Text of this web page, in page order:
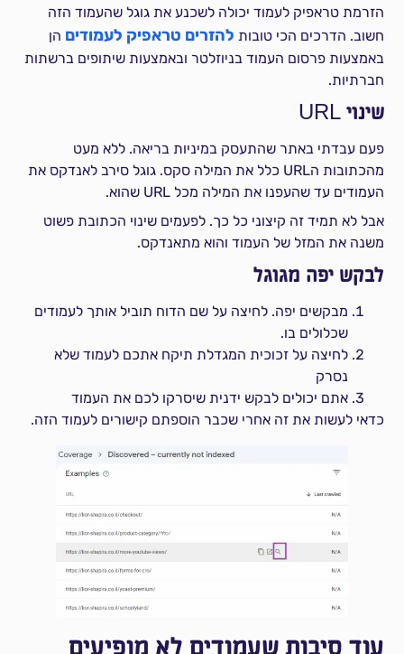
הזרמת טראפיק לעמוד יכולה לשכנע את גוגל שהעמוד הזה
חשוב. הדרכים הכי טובות להזרים טראפיק לעמודים הן
באמצעות פרסום העמוד בניוזלטר ובאמצעות שיתופים ברשתות
חברתיות.
שינוי URL
פעם עבדתי באתר שהתעסק במיניות בריאה. ללא מעט
מהכתובות הURL כלל את המילה סקס. גוגל סירב לאנדקס את
העמודים עד שהעפנו את המילה מכל URL שהוא.
אבל לא תמיד זה קיצוני כל כך. לפעמים שינוי הכתובת פשוט
משנה את המזל של העמוד והוא מתאנדקס.
לבקש יפה מגוגל
מבקשים יפה. לחיצה על שם הדוח תוביל אותך לעמודים
שכלולים בו.
לחיצה על זכוכית המגדלת תיקח אתכם לעמוד שלא
נסרק
אתם יכולים לבקש ידנית שיסרקו לכם את העמוד
כדאי לעשות את זה אחרי שכבר הוספתם קישורים לעמוד הזה.
עוד סיבות שעמודים לא מופיעים